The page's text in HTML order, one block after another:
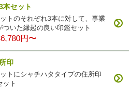
本セット
トのそれぞれ3本に対して、事業
ついた縁起の良い印鑑セット
円〜
印
トにシャチハタタイプの住所印
ット